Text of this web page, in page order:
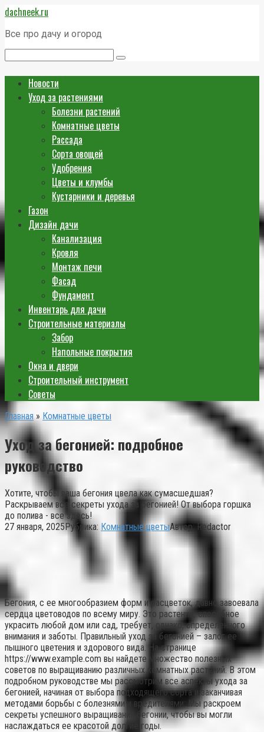
Перейти
к
контенту
dachneek.ru
Все про дачу и огород
Новости
Уход за растениями
Болезни растений
Комнатные цветы
Рассада
Сорта овощей
Удобрения
Цветы и клумбы
Кустарники и деревья
Газон
Дизайн дачи
Канализация
Кровля
Монтаж печи
Фасад
Фундамент
Инвентарь для дачи
Строительные материалы
Забор
Напольные покрытия
Окна и двери
Строительный инструмент
Советы
Главная » Комнатные цветы
Уход за бегонией: подробное
руководство
Хотите, чтобы ваша бегония цвела как сумасшедшая?
Раскрываем все секреты ухода за бегонией! От выбора горшка
до полива - все здесь!
27 января, 2025Рубрика: Комнатные цветыАвтор: Redactor
Бегония, с ее многообразием форм и расцветок, давно завоевала
сердца цветоводов по всему миру. Это растение, способное
украсить любой дом или сад, требует, однако, определенного
внимания и заботы. Правильный уход за бегонией – залог ее
пышного цветения и здорового вида. На странице
https://www.example.com вы найдете множество полезных
советов по выращиванию различных комнатных растений. В этом
подробном руководстве мы рассмотрим все аспекты ухода за
бегонией, начиная от выбора подходящего сорта и заканчивая
методами борьбы с болезнями и вредителями; Мы раскроем
секреты успешного выращивания бегонии, чтобы вы могли
наслаждаться ее красотой долгие годы.